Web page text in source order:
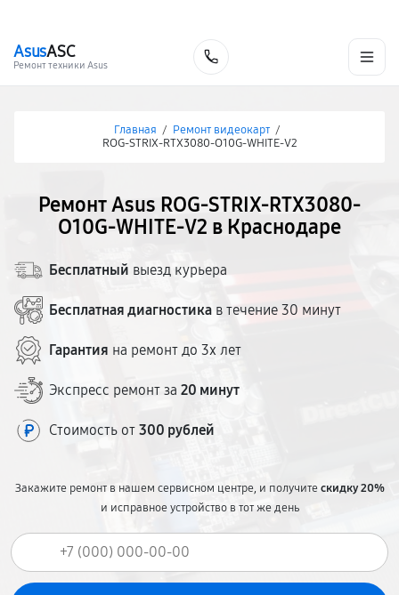
AsusASC
Ремонт техники Asus
Главная / Ремонт видеокарт /
ROG-STRIX-RTX3080-O10G-WHITE-V2
Ремонт Asus ROG-STRIX-RTX3080-
O10G-WHITE-V2 в Краснодаре
Бесплатный выезд курьера
Бесплатная диагностика в течение 30 минут
Гарантия на ремонт до 3х лет
Экспресс ремонт за 20 минут
Стоимость от 300 рублей
Закажите ремонт в нашем сервисном центре, и получитескидку 20%
и исправное устройство в тот же день